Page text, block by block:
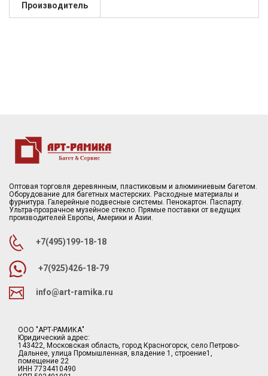
Производитель
Оптовая торговля деревянным, пластиковым и алюминиевым багетом.
Оборудование для багетных мастерских. Расходные материалы и
фурнитура. Галерейные подвесные системы. Пенокартон. Паспарту.
Ультра-прозрачное музейное стекло. Прямые поставки от ведущих
производителей Европы, Америки и Азии.
+7(495)199-18-18
+7(925)426-18-79
info@art-ramika.ru
ООО "АРТ-РАМИКА"
Юридический адрес:
143422, Московская область, город Красногорск, село Петрово-
Дальнее, улица Промышленная, владение 1, строение1,
помещение 22
ИНН 7734410490